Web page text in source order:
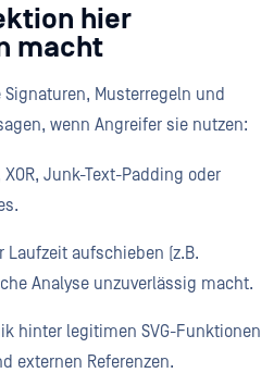
hier
macht
Musterregeln und
wenn Angreifer sie nutzen:
Junk-Text-Padding oder
Laufzeit aufschieben (z.B.
Analyse unzuverlässig macht.
hinter legitimen SVG-Funktionen
externen Referenzen.